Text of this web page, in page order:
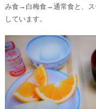
み食→白梅食→通常食と、ス
しています。